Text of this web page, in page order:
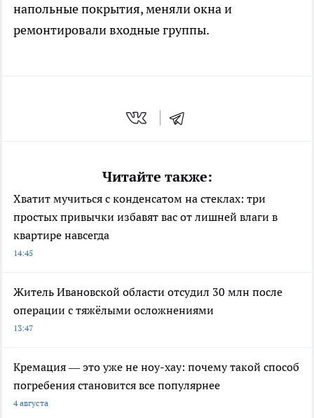
напольные покрытия, меняли окна и
ремонтировали входные группы.
Читайте также:
Хватит мучиться с конденсатом на стеклах: три
простых привычки избавят вас от лишней влаги в
квартире навсегда
14:45
Житель Ивановской области отсудил 30 млн после
операции с тяжёлыми осложнениями
13:47
Кремация — это уже не ноу-хау: почему такой способ
погребения становится все популярнее
4 августа